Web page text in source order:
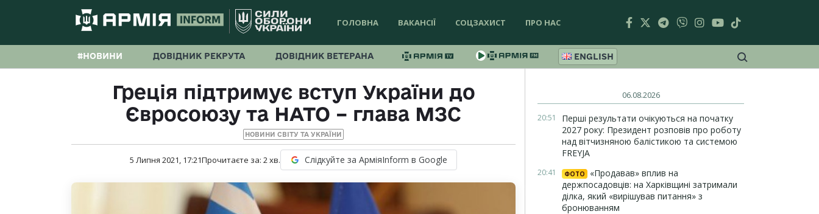
ГОЛОВНА ВАКАНСІЇ СОЦЗАХИСТ ПРО НАС
#НОВИНИ ДОВІДНИК РЕКРУТА ДОВІДНИК ВЕТЕРАНА ENGLISH
Греція підтримує вступ України до
Євросоюзу та НАТО – глава МЗС
НОВИНИ СВІТУ ТА УКРАЇНИ
5 Липня 2021, 17:21Прочитаєте за: 2хв. Слідкуйте за АрміяInform в Google
06.08.2026
20:51
Перші результати очікуються на початку
2027 року: Президент розповів про роботу
над вітчизняною балістикою та системою
FREYJA
20:41 ФОТО
«Продавав» вплив на
держпосадовців: на Харківщині затримали
ділка, який «вирішував питання» з
бронюванням